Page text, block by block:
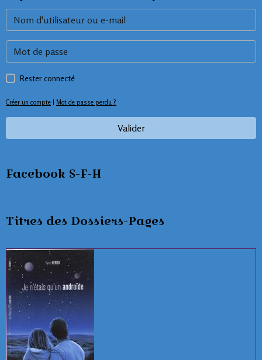
Rester connecté
Créer un compte | Mot de passe perdu ?
Valider
Facebook S-F-H
Titres des Dossiers-Pages